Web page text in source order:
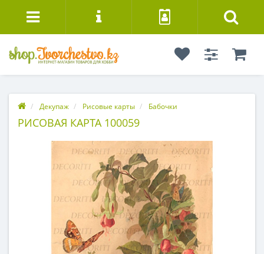
Декупаж Рисовые карты Бабочки
РИСОВАЯ КАРТА 100059